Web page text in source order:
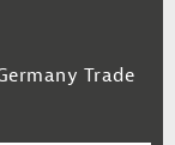
Trade